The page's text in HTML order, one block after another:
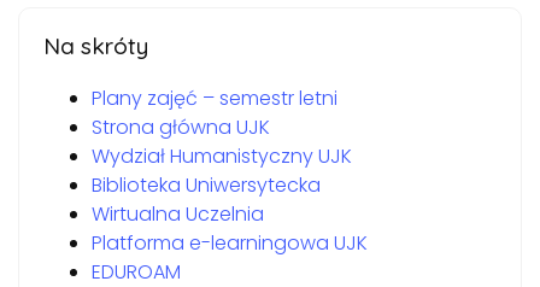
Na skróty
Plany zajęć – semestr letni
Strona główna UJK
Wydział Humanistyczny UJK
Biblioteka Uniwersytecka
Wirtualna Uczelnia
Platforma e-learningowa UJK
EDUROAM